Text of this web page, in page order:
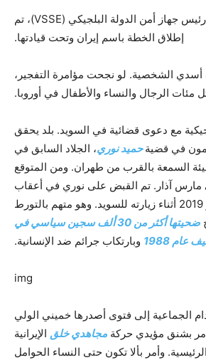
وبحسب جاك رايس، رئيس جهاز أمن الدولة البلجيكي (VSSE)، تم
إطلاق الخطة باسم إيران وتحت قيادتها.
أسدي الشخصية. لو نجحت مؤامرة التفجير،
مئات الرجال والنساء والأطفال في أوروبا.
مع دعوى قضائية في السويد. بلد يحقق
في قضيةحميد نوري، الجلاد السابق في
السمعة بالقرب من طهران. ومن المتوقع
مارس آذار. تم القبض على نوري في أعقاب
حادث وقع في نوفمبر 2019 أثناء زيارته للسويد. وهو متهم بالتورط
ضحيتها أكثر من 30 ألف سجين سياسي في
1988
وبارتكاب جرائم ضد الإنسانية.
الجماعية إلى فتوى أصدرها خميني الولي
أمر بشنق مؤيدي حركة مجاهدي خلق الإيرانية
وأمر بألا تكون حتى النساء الحوامل